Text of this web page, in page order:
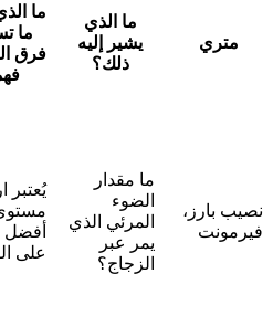
متري
ما الذي
يشير إليه
ذلك؟
ما
ما
فرق
نصيب بارز،
فيرمونت
ما مقدار
الضوء
المرئي الذي
يمر عبر
الزجاج؟
يُعتبر
أفضل
على